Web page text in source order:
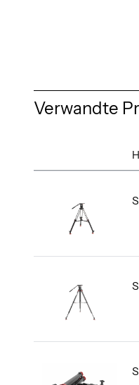
Verwandte